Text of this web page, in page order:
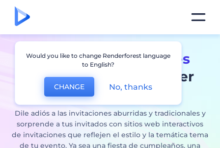
Creaor deinvitaciones
digitalespara cualquier
ocasión
Dile adiós a las invitaciones aburridas y tradicionales y
sorprende a tus invitados con sitios web interactivos
de invitaciones que reflejen el estilo y la temática tema
de tu evento. Ya sea una fiesta de cumpleaños, una
Would you like to change Renderforest language
to English?
CHANGE No, thanks